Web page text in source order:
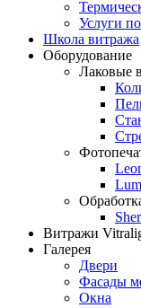
Услуги
Школа витража
Оборудование
Лаковые
Витражи
Галерея
Двери
Фасады
Окна